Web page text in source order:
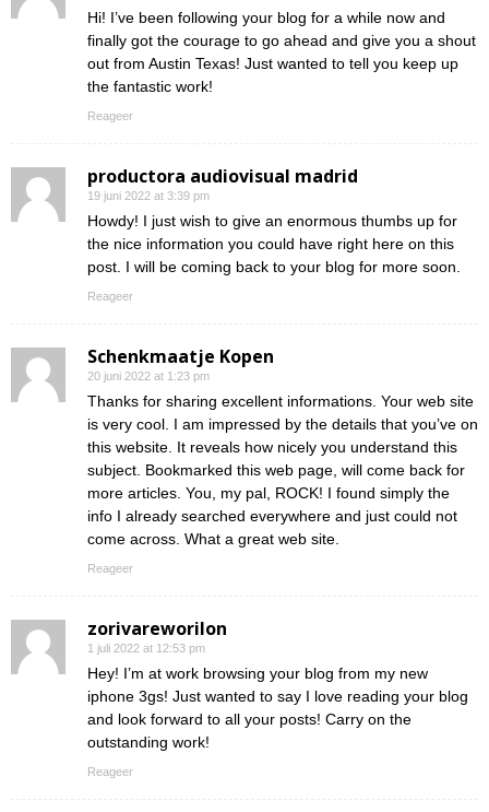
Hi! I’ve been following your blog for a while now and
finally got the courage to go ahead and give you a shout
out from Austin Texas! Just wanted to tell you keep up
the fantastic work!
Reageer
productora audiovisual madrid
19 juni 2022 at 3:39 pm
Howdy! I just wish to give an enormous thumbs up for
the nice information you could have right here on this
post. I will be coming back to your blog for more soon.
Reageer
Schenkmaatje Kopen
20 juni 2022 at 1:23 pm
Thanks for sharing excellent informations. Your web site
is very cool. I am impressed by the details that you’ve on
this website. It reveals how nicely you understand this
subject. Bookmarked this web page, will come back for
more articles. You, my pal, ROCK! I found simply the
info I already searched everywhere and just could not
come across. What a great web site.
Reageer
zorivareworilon
1 juli 2022 at 12:53 pm
Hey! I’m at work browsing your blog from my new
iphone 3gs! Just wanted to say I love reading your blog
and look forward to all your posts! Carry on the
outstanding work!
Reageer